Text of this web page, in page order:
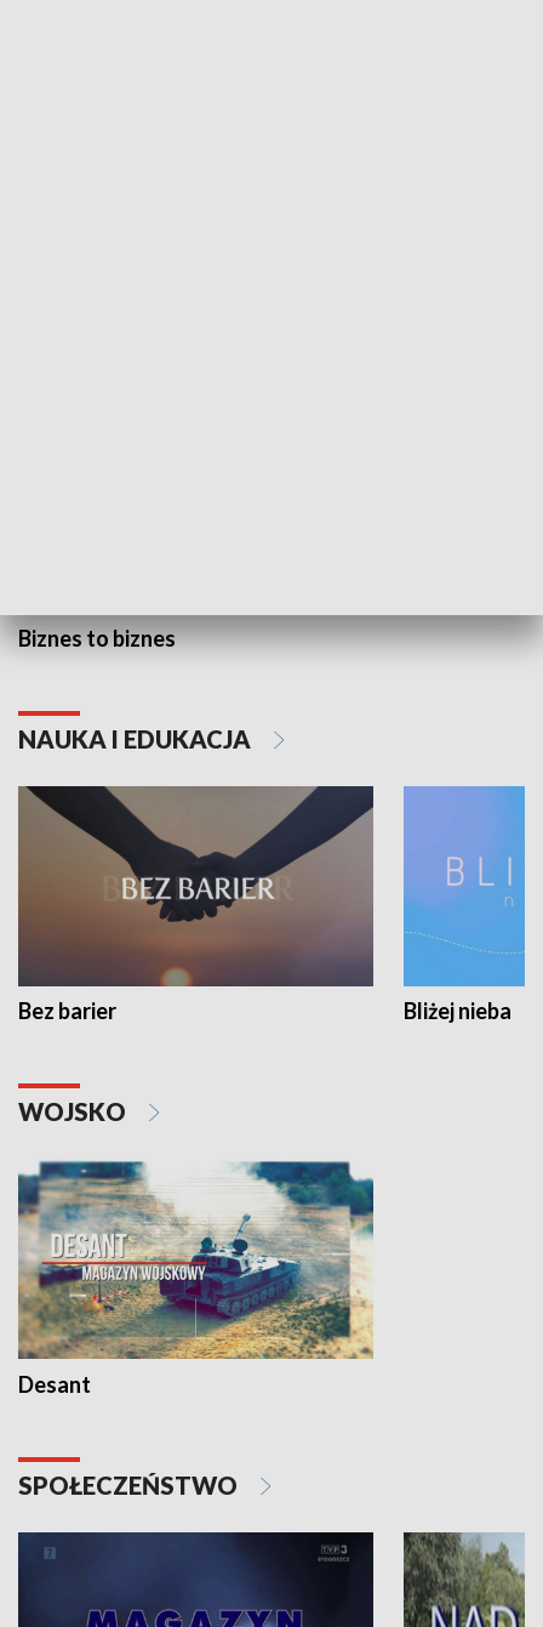
Biznes to biznes
NAUKA I EDUKACJA
Bez barier Bliżej nieba
WOJSKO
Desant
SPOŁECZEŃSTWO